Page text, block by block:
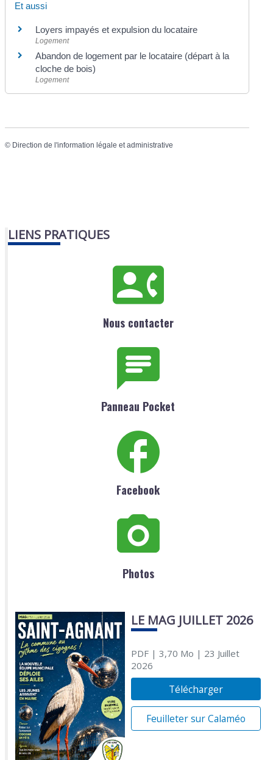
Et aussi
Loyers impayés et expulsion du locataire
Logement
Abandon de logement par le locataire (départ à la
cloche de bois)
Logement
© Direction de l'information légale et administrative
LIENS PRATIQUES
Nous contacter
Panneau Pocket
Facebook
Photos
LE MAG JUILLET 2026
PDF| 3,70 Mo | 23 Juillet
2026
Télécharger
Feuilleter sur Calaméo